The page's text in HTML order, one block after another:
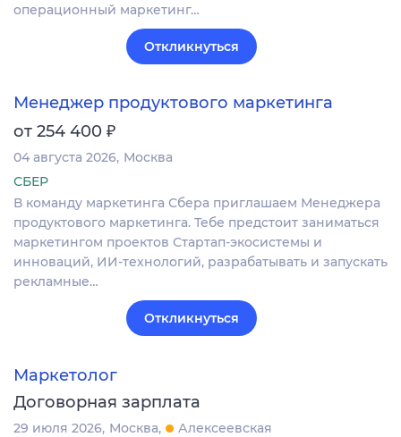
операционный маркетинг…
Откликнуться
Менеджер продуктового маркетинга
от 254 400 ₽
04 августа 2026 Москва
СБЕР
В команду маркетинга Сбера приглашаем Менеджера
продуктового маркетинга. Тебе предстоит заниматься
маркетингом проектов Стартап-экосистемы и
инноваций, ИИ-технологий, разрабатывать и запускать
рекламные…
Откликнуться
Маркетолог
Договорная зарплата
29 июля 2026 Москва Алексеевская